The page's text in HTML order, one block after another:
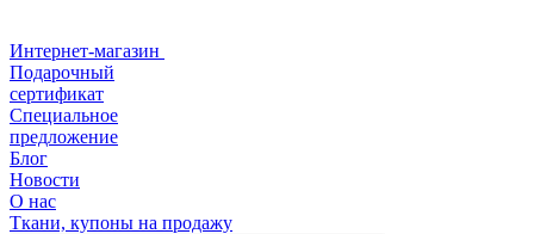
Интернет-магазин
Подарочный
сертификат
Специальное
предложение
Блог
Новости
О нас
Ткани, купоны на продажу